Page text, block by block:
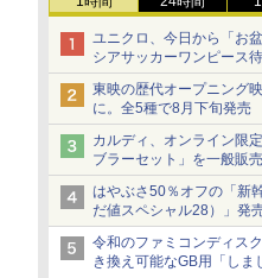
ユニクロ、今日から「お
シアサッカーワンピース
ショーツは1990円に
東映の歴代オープニング
に。全5種で8月下旬発売
カルディ、オンライン限
ブラーセット」を一般販
当選無効分
はやぶさ50％オフの「新
だ値スペシャル28）」発
ねっと限定
令和のファミコンディス
き換え可能なGB用「しま